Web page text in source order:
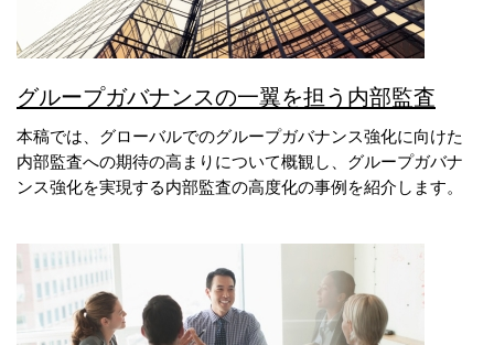
グループガバナンスの一翼を担う内部監査
本稿では、グローバルでのグループガバナンス強化に向けた
内部監査への期待の高まりについて概観し、グループガバナ
ンス強化を実現する内部監査の高度化の事例を紹介します。